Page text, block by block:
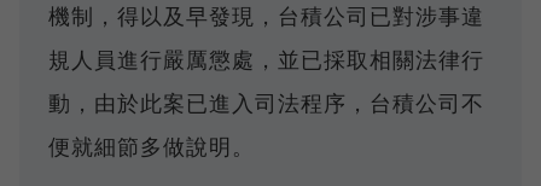
機制，得以及早發現，台積公司已對涉事違
規人員進行嚴厲懲處，並已採取相關法律行
動，由於此案已進入司法程序，台積公司不
便就細節多做說明。